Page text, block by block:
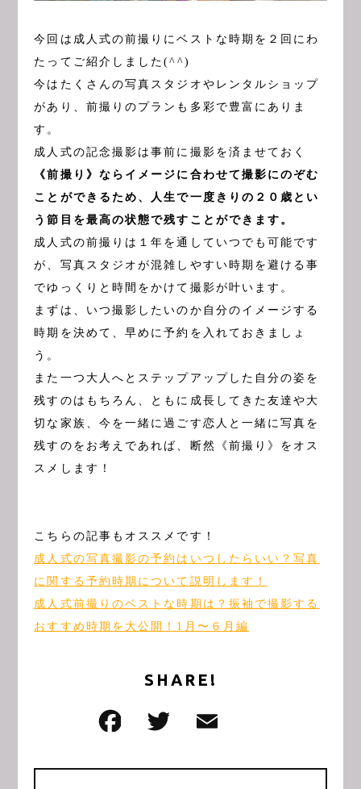
今回は成人式の前撮りにベストな時期を２回にわ
たってご紹介しました(^^)
今はたくさんの写真スタジオやレンタルショップ
があり、前撮りのプランも多彩で豊富にありま
す。
成人式の記念撮影は事前に撮影を済ませておく
《前撮り》ならイメージに合わせて撮影にのぞむ
ことができるため、人生で一度きりの２０歳とい
う節目を最高の状態で残すことができます。
成人式の前撮りは１年を通していつでも可能です
が、写真スタジオが混雑しやすい時期を避ける事
でゆっくりと時間をかけて撮影が叶います。
まずは、いつ撮影したいのか自分のイメージする
時期を決めて、早めに予約を入れておきましょ
う。
また一つ大人へとステップアップした自分の姿を
残すのはもちろん、ともに成長してきた友達や大
切な家族、今を一緒に過ごす恋人と一緒に写真を
残すのをお考えであれば、断然《前撮り》をオス
スメします！
こちらの記事もオススメです！
成人式の写真撮影の予約はいつしたらいい？写真
に関する予約時期について説明します！
成人式前撮りのベストな時期は？振袖で撮影する
おすすめ時期を大公開！1月〜６月編
SHARE!
c
it
ai